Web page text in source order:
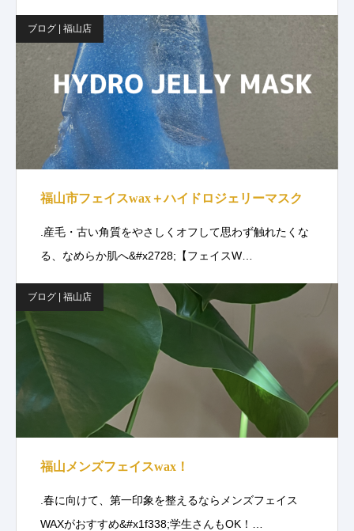
ブログ | 福山店
福山市フェイスwax＋ハイドロジェリーマスク
.産毛・古い角質をやさしくオフして思わず触れたくな
る、なめらか肌へ&#x2728;【フェイスW…
ブログ | 福山店
福山メンズフェイスwax！
.春に向けて、第一印象を整えるならメンズフェイス
WAXがおすすめ&#x1f338;学生さんもOK！…